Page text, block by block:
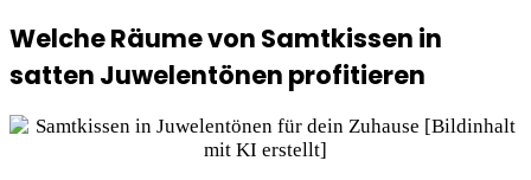
Welche Räume von Samtkissen in
satten Juwelentönen profitieren